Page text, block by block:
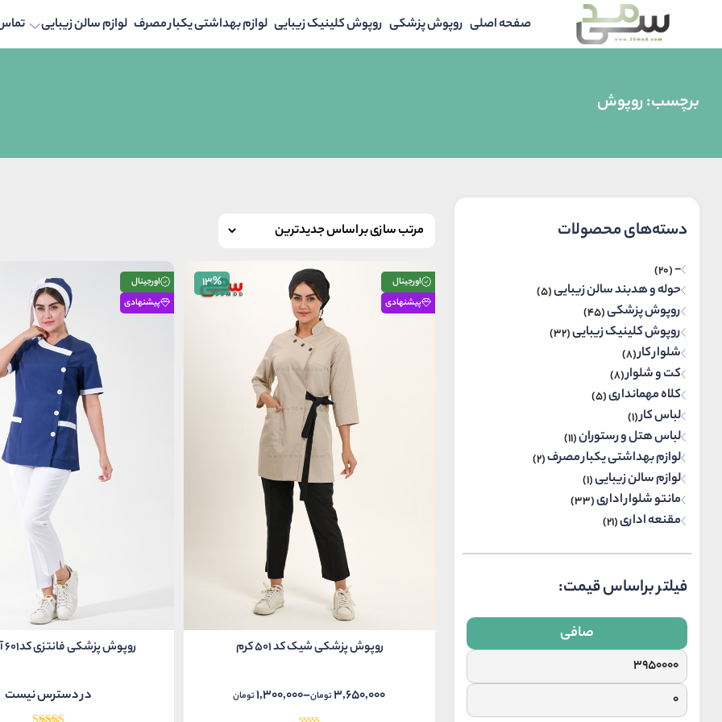
صفحه اصلی روپوش پزشکی روپوش کلینیک زیبایی لوازم بهداشتی یکبار مصرف لوازم سالن زیبایی
برچسب:روپوش
دسته‌های محصولات
-
(20)
حوله و هدبند سالن زیبایی(5)
روپوش پزشکی(45)
روپوش کلینیک زیبایی(32)
شلوار کار(8)
کت و شلوار(8)
کلاه مهمانداری(5)
لباس کار(1)
لباس هتل و رستوران(11)
لوازم بهداشتی یکبار مصرف(2)
لوازم سالن زیبایی(1)
مانتو شلوار اداری(33)
مقنعه اداری(21)
فیلتر براساس قیمت:
صافی
13%
اورجینال
پیشنهادی
روپوش پزشکی شیک کد 501 کرم
3,650,000تومان–
1,300,000تومان
Price
اورجینال
پیشنهادی
روپوش پزشکی فانتزی کد601 آبی نفتی
در دسترس نیست